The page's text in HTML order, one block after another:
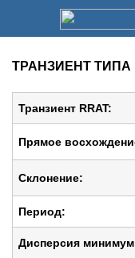
ТРАНЗИЕНТ ТИПА
Транзиент RRAT:
Прямое
Cклонение:
Период:
Дисперсия